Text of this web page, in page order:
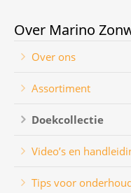
Over Marino
Over ons
Assortiment
Doekcollectie
Video’s en
Tips voor